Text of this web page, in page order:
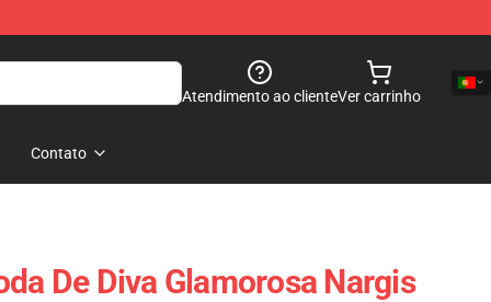
Atendimento ao clienteVer carrinho
Contato
De Diva Glamorosa Nargis